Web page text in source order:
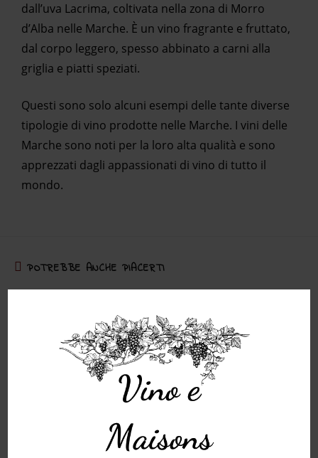
dall’uva Lacrima, coltivata nella zona di Morro
d’Alba nelle Marche. È un vino fragrante e fruttato,
dal corpo leggero, spesso abbinato a carni alla
griglia e piatti speziati.
Questi sono solo alcuni esempi delle tante diverse
tipologie di vino prodotte nelle Marche. I vini delle
Marche sono noti per la loro alta qualità e sono
apprezzati dagli appassionati di vino di tutto il
mondo.
POTREBBE ANCHE PIACERTI